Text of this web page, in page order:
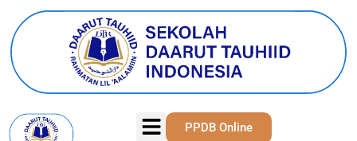
PPDB Online